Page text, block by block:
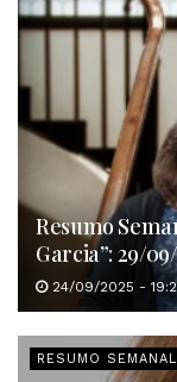
Resumo
Garcia”: 29/
24/09/2025 -
RESUMO